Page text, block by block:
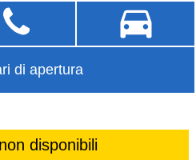
di apertura
disponibili